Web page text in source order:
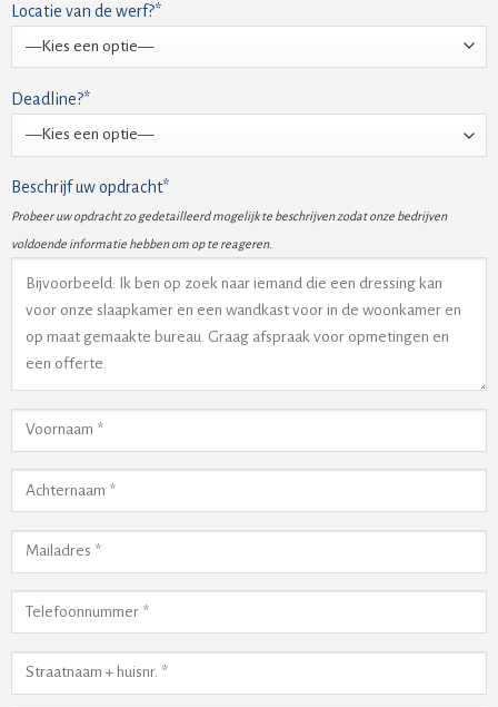
Locatie van de werf?*
Deadline?*
Beschrijf uw opdracht*
Probeer uw opdracht zo gedetailleerd mogelijk te beschrijven zodat onze bedrijven
voldoende informatie hebben om op te reageren.